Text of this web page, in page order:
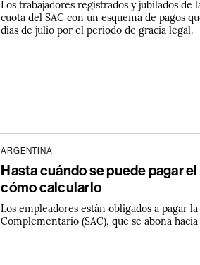
Los trabajadores registrados y jubilados
cuota del SAC con un esquema de pagos
días de julio por el período de gracia legal.
ARGENTINA
Hasta cuándo se puede pagar
cómo calcularlo
Los empleadores están obligados a pagar
Complementario (SAC), que se abona